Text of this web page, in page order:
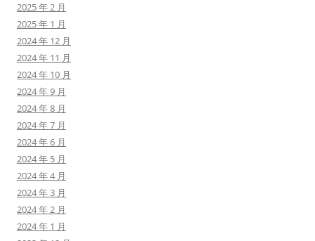
2025 年 2 月
2025 年 1 月
2024 年 12 月
2024 年 11 月
2024 年 10 月
2024 年 9 月
2024 年 8 月
2024 年 7 月
2024 年 6 月
2024 年 5 月
2024 年 4 月
2024 年 3 月
2024 年 2 月
2024 年 1 月